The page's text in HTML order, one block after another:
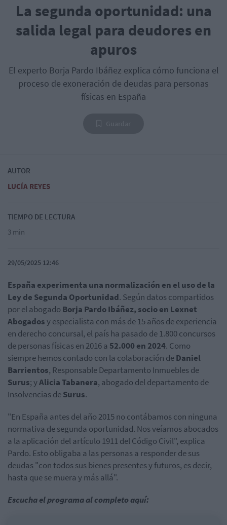
La segunda oportunidad: una
salida legal para deudores en
apuros
El experto Borja Pardo Ibáñez explica cómo funciona el
proceso de exoneración de deudas para personas
físicas en España
AUTOR
LUCÍA REYES
TIEMPO DE LECTURA
3 min
29/05/2025 12:46
España experimenta una normalización en el uso de la
Ley de Segunda Oportunidad. Según datos compartidos
por el abogado Borja Pardo Ibáñez, socio en Lexnet
Abogadosy especialista con más de 15 años de experiencia
en derecho concursal, el país ha pasado de 1.800 concursos
de personas físicas en 2016 a 52.000 en 2024. Como
siempre hemos contado con la colaboración deDaniel
Barrientos, Responsable Departamento Inmuebles de
Surus; yAlicia Tabanera, abogado del departamento de
Insolvencias deSurus.
"En España antes del año 2015 no contábamos con ninguna
normativa de segunda oportunidad. Nos veíamos abocados
a la aplicación del artículo 1911 del Código Civil", explica
Pardo. Esto obligaba a las personas a responder de sus
deudas "con todos sus bienes presentes y futuros, es decir,
hasta que se muera y más allá".
Escucha el programa al completo aquí: